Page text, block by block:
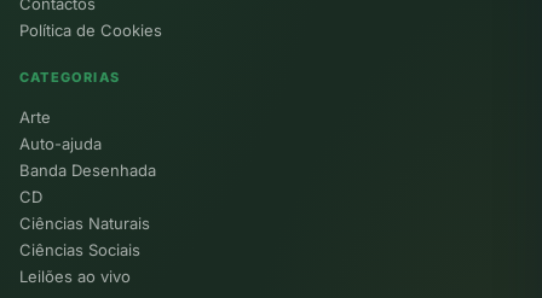
Política de Cookies
CATEGORIAS
Arte
Auto-ajuda
Banda Desenhada
CD
Ciências Naturais
Ciências Sociais
Leilões ao vivo